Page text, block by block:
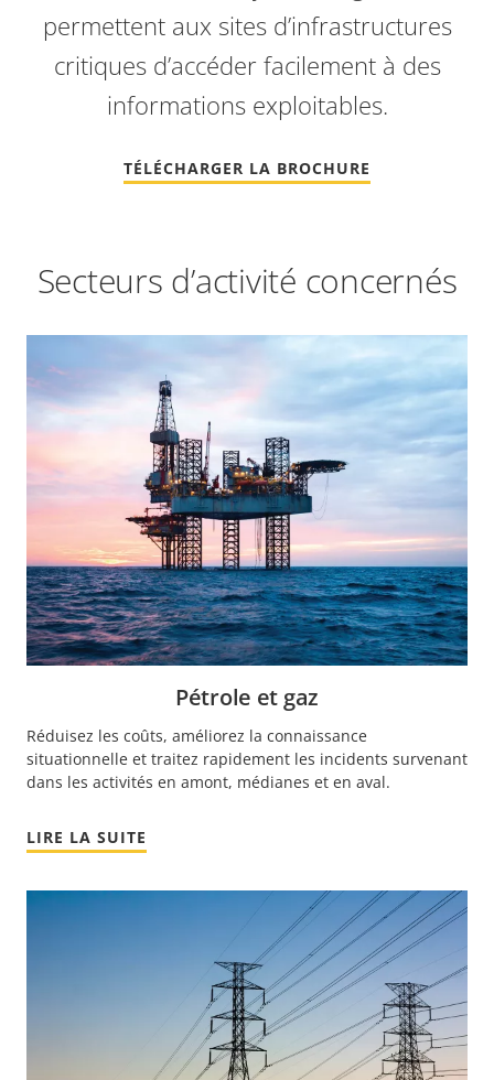
permettent aux sites d’infrastructures
critiques d’accéder facilement à des
informations exploitables.
TÉLÉCHARGER LA BROCHURE
Secteurs d’activité concernés
Pétrole et gaz
Réduisez les coûts, améliorez la connaissance
situationnelle et traitez rapidement les incidents survenant
dans les activités en amont, médianes et en aval.
LIRE LA SUITE